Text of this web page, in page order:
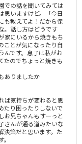
での話を聞いてみては
思いますけど。「今日
教えてよ！だから保
。話し方はどうです
家にいるから焼きもち
ことが気になったり自
んです。息子は私がお
たのでちょっと焼きも
ありましたか
ば気持ちが変わると思
たり困ったりしないで
お兄ちゃんもすーっと
さんが通る道みたいな
決策だと思います。た